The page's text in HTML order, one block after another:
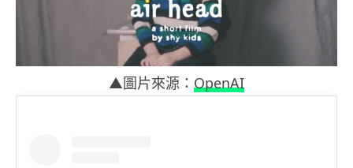
▲圖片來源： OpenAI